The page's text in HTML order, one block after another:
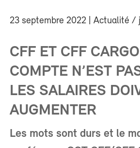
23 septembre 2022 | Actualité /
CFF ET CFF
COMPTE N’EST
LES SALAIRES
AUGMENTER
Les mots sont durs et le